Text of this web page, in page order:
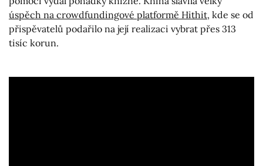
úspěch na crowdfundingové platformě Hithit, kde se od
přispěvatelů podařilo na její realizaci vybrat přes 313
tisíc korun.